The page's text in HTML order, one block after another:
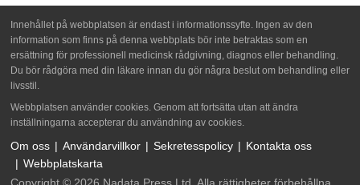
Innehållet på webbplatsen är endast i informationssyfte. Ingen av den
information som finns på denna webbplats bör inte betraktas som en
ersättning för professionell medicinsk rådgivning, diagnos eller behandling.
Du bör rådgöra med din läkare innan du gör några beslut om behandling eller
livsstil.
Webbplatsen använder cookies. Genom att fortsätta utan att ändra
inställningarna accepterar du användning av cookies.
Om oss Användarvillkor Sekretesspolicy
Kontakta oss
Webbplatskarta